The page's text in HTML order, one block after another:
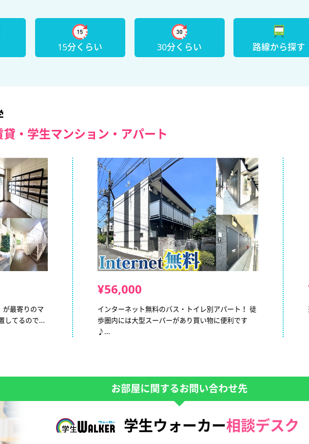
15分くらい 30分くらい 路線から探す
・学生マンション・アパート
が最寄りのマ
してるので...
¥56,000
インターネット無料のバス・トイレ別アパート！ 徒
歩圏内には大型スーパーがあり買い物に便利です
♪...
お部屋に関するお問い合わせ先
学生ウォーカー相談デスク